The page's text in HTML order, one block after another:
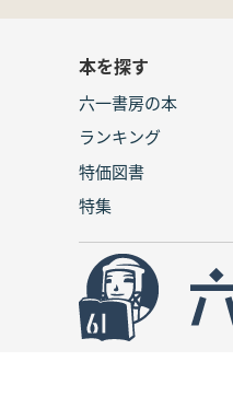
本を探す
六一書房の本
ランキング
特価図書
特集